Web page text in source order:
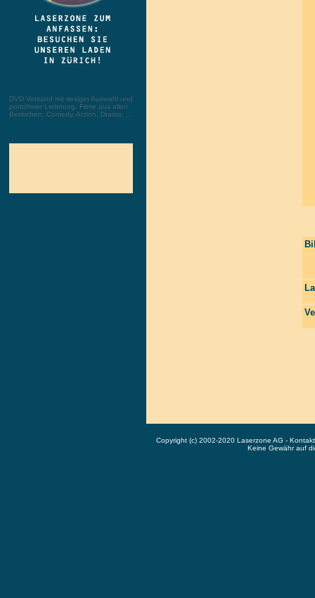
DVD Versand mit riesiger Auswahl und
portofreier Lieferung. Filme aus allen
Bereichen: Comedy, Action, Drama, ...
Copyright (c) 2002-2020 Laserzone AG -
Keine Gewähr auf